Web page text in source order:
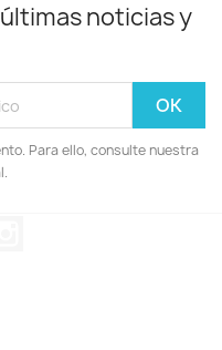
noticias y
Para ello, consulte nuestra